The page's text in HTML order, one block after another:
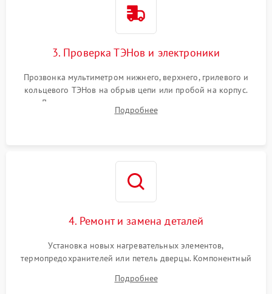
3. Проверка ТЭНов и электроники
Прозвонка мультиметром нижнего, верхнего, грилевого и
кольцевого ТЭНов на обрыв цепи или пробой на корпус.
Диагностика термостата, датчиков температуры,
переключателя режимов и мотора конвекции.
Подробнее
4. Ремонт и замена деталей
Установка новых нагревательных элементов,
термопредохранителей или петель дверцы. Компонентный
выгоревших реле, восстановление контактов и замена
Подробнее